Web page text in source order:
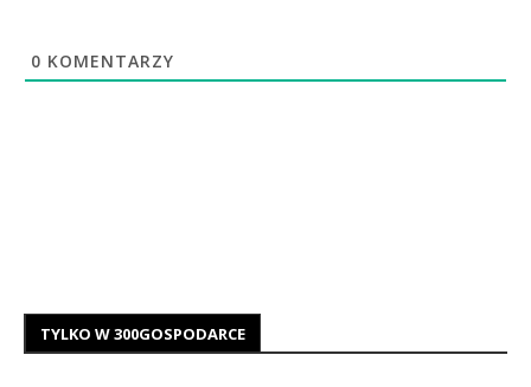
0 KOMENTARZY
TYLKO W 300GOSPODARCE